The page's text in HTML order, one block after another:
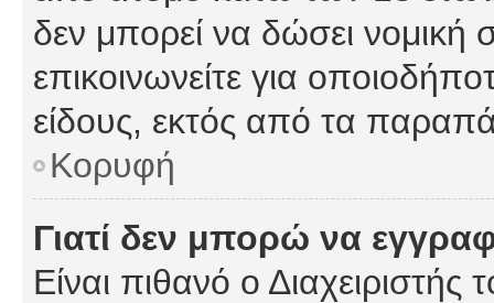
δεν μπορεί να δώσει νομική
επικοινωνείτε για
είδους, εκτός από τα
Κορυφή
Γιατί δεν μπορώ να
Είναι πιθανό ο